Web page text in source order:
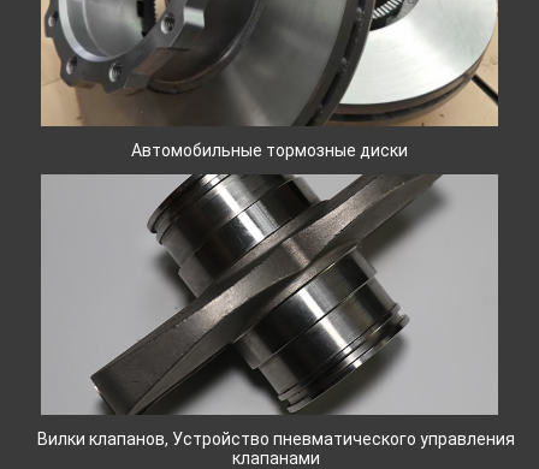
Автомобильные тормозные диски
Вилки клапанов, Устройство пневматического управления
клапанами